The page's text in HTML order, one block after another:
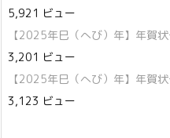
5,921 ビュー
【2025年巳（へび）年】年賀
3,201 ビュー
【2025年巳（へび）年】年賀
3,123 ビュー